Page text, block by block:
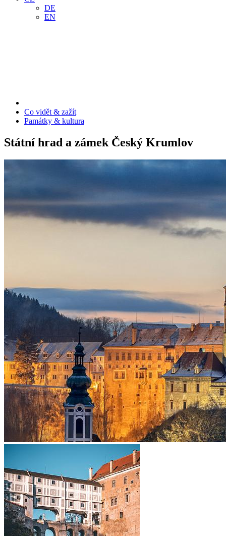
DE
EN
Co vidět & zažít
Památky & kultura
Státní hrad a zámek Český Krumlov